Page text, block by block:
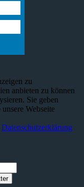
zu
anbieten zu können
Sie geben
Webseite
Datenschutzerklärung